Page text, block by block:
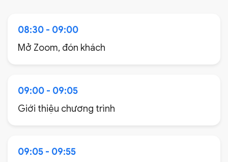
08:30 - 09:00
Mở Zoom, đón khách
09:00 - 09:05
Giới thiệu chương trình
09:05 - 09:55